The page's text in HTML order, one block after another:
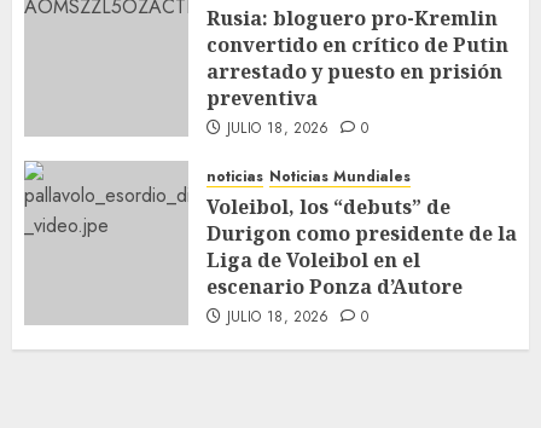
Rusia: bloguero pro-Kremlin
convertido en crítico de Putin
arrestado y puesto en prisión
preventiva
JULIO 18, 2026 0
noticias Noticias Mundiales
Voleibol, los “debuts” de
Durigon como presidente de la
Liga de Voleibol en el
escenario Ponza d’Autore
JULIO 18, 2026 0